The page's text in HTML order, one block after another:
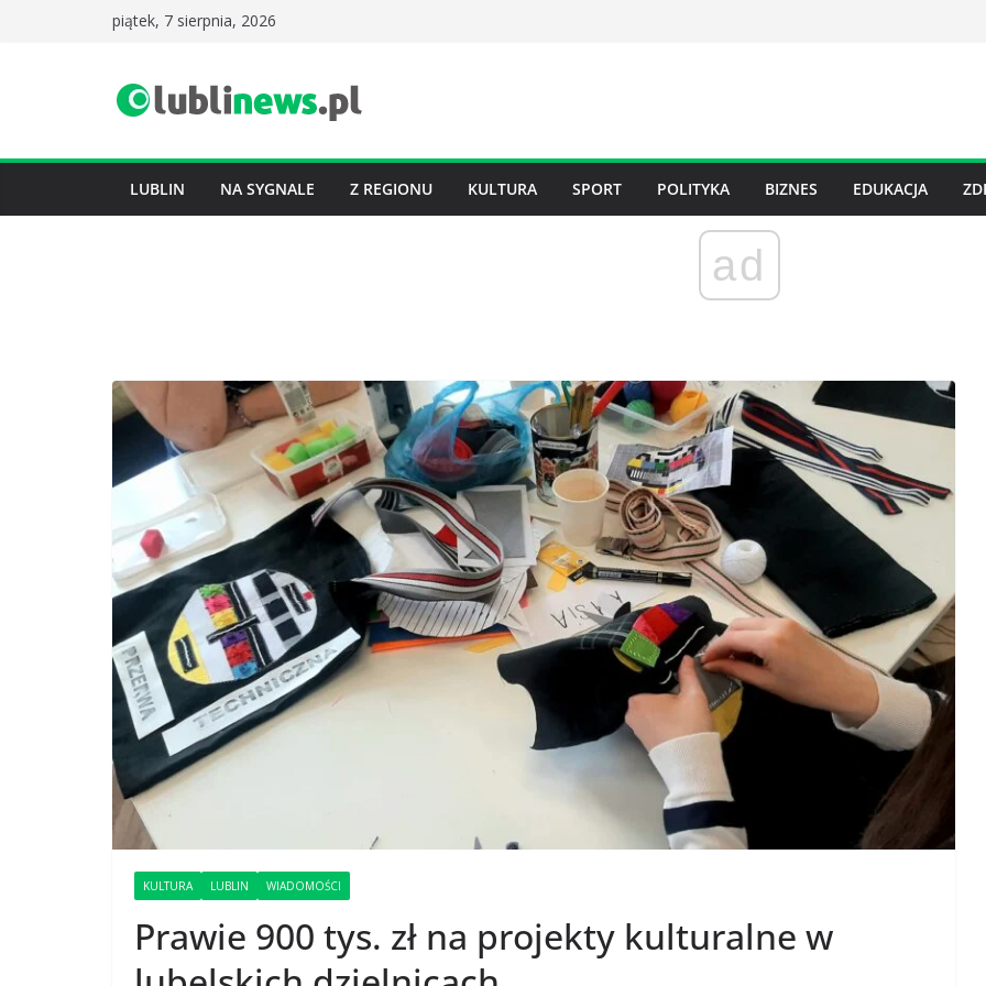
piątek, 7 sierpnia, 2026
LUBLIN NA SYGNALE Z REGIONU KULTURA SPORT POLITYKA BIZNES EDUKACJA
ad
KULTURA LUBLIN WIADOMOŚCI
Prawie 900 tys. zł na projekty kulturalne w